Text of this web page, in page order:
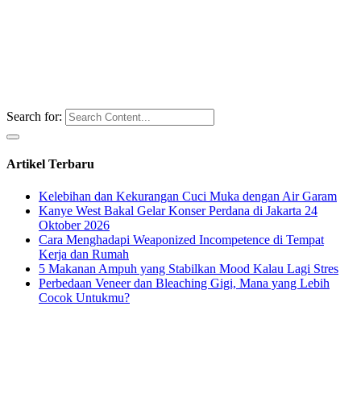
Search for:
Artikel Terbaru
Kelebihan dan Kekurangan Cuci Muka dengan Air Garam
Kanye West Bakal Gelar Konser Perdana di Jakarta 24
Oktober 2026
Cara Menghadapi Weaponized Incompetence di Tempat
Kerja dan Rumah
5 Makanan Ampuh yang Stabilkan Mood Kalau Lagi Stres
Perbedaan Veneer dan Bleaching Gigi, Mana yang Lebih
Cocok Untukmu?